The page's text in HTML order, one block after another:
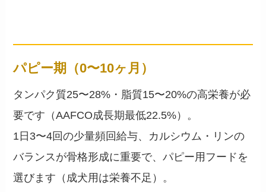
パピー期（0〜10ヶ月）
タンパク質25〜28%・脂質15〜20%の高栄養が必
要です（AAFCO成長期最低22.5%）。
1日3〜4回の少量頻回給与、カルシウム・リンの
バランスが骨格形成に重要で、パピー用フードを
選びます（成犬用は栄養不足）。